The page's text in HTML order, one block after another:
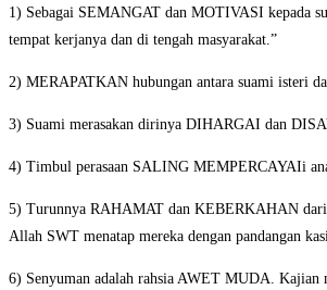
1) Sebagai SEMANGAT dan MOTIVASI kepada
tempat kerjanya dan di tengah masyarakat.”
2) MERAPATKAN hubungan antara suami isteri
3) Suami merasakan dirinya DIHARGAI dan
4) Timbul perasaan SALING MEMPERCAYAIi
5) Turunnya RAHAMAT dan KEBERKAHAN dari
Allah SWT menatap mereka dengan pandangan
6) Senyuman adalah rahsia AWET MUDA. Kajian